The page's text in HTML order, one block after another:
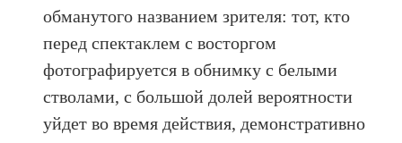
обманутого названием зрителя: тот, кто
перед спектаклем с восторгом
фотографируется в обнимку с белыми
стволами, с большой долей вероятности
уйдет во время действия, демонстративно